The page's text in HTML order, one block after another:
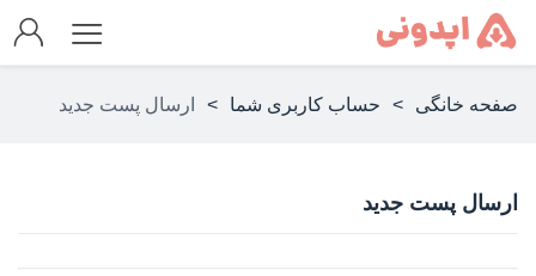
صفحه خانگی > حساب کاربری شما > ارسال پست جدید
ارسال پست جدید